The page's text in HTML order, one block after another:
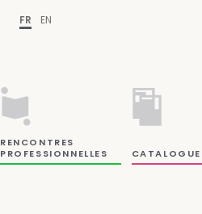
FR EN
RENCONTRES
PROFESSIONNELLES